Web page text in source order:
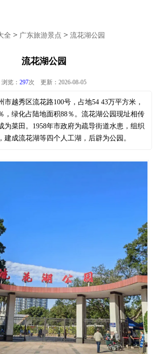
全 > 广东旅游景点 > 流花湖公园
流花湖公园
浏览： 297次 更新：2026-08-05
市越秀区流花路100号，占地54 43万平方米，
，绿化占陆地面积88％。流花湖公园现址相传
为菜田。1958年市政府为疏导街道水患，组织
建成流花湖等四个人工湖，后辟为公园。